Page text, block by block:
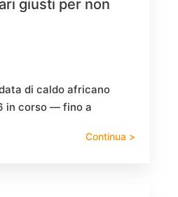
giusti per non
di caldo africano
in corso — fino a
Continua >